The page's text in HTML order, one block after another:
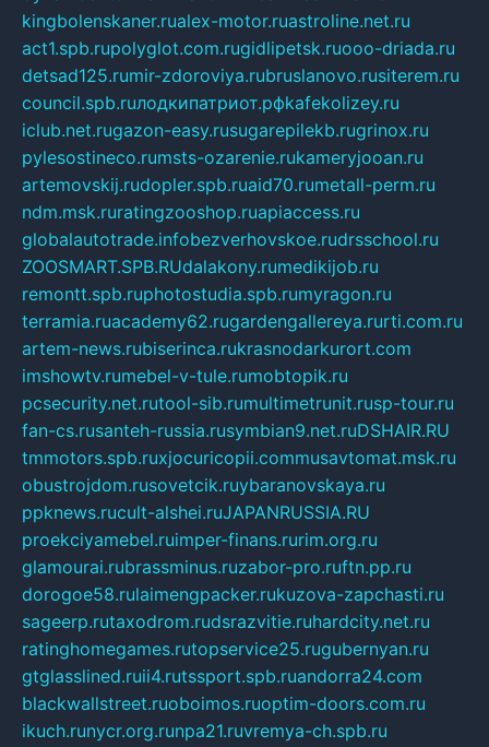
kingbolenskaner.rualex-motor.ruastroline.net.ru
act1.spb.rupolyglot.com.rugidlipetsk.ruooo-driada.ru
detsad125.rumir-zdoroviya.rubruslanovo.rusiterem.ru
council.spb.ruлодкипатриот.рфkafekolizey.ru
iclub.net.rugazon-easy.rusugarepilekb.rugrinox.ru
pylesostineco.rumsts-ozarenie.rukameryjooan.ru
artemovskij.rudopler.spb.ruaid70.rumetall-perm.ru
ndm.msk.ruratingzooshop.ruapiaccess.ru
globalautotrade.infobezverhovskoe.rudrsschool.ru
ZOOSMART.SPB.RUdalakony.rumedikijob.ru
remontt.spb.ruphotostudia.spb.rumyragon.ru
terramia.ruacademy62.rugardengallereya.rurti.com.ru
artem-news.rubiserinca.rukrasnodarkurort.com
imshowtv.rumebel-v-tule.rumobtopik.ru
pcsecurity.net.rutool-sib.rumultimetrunit.rusp-tour.ru
fan-cs.rusanteh-russia.rusymbian9.net.ruDSHAIR.RU
tmmotors.spb.ruxjocuricopii.commusavtomat.msk.ru
obustrojdom.rusovetcik.ruybaranovskaya.ru
ppknews.rucult-alshei.ruJAPANRUSSIA.RU
proekciyamebel.ruimper-finans.rurim.org.ru
glamourai.rubrassminus.ruzabor-pro.ruftn.pp.ru
dorogoe58.rulaimengpacker.rukuzova-zapchasti.ru
sageerp.rutaxodrom.rudsrazvitie.ruhardcity.net.ru
ratinghomegames.rutopservice25.rugubernyan.ru
gtglasslined.ruii4.rutssport.spb.ruandorra24.com
blackwallstreet.ruoboimos.ruoptim-doors.com.ru
ikuch.runycr.org.runpa21.ruvremya-ch.spb.ru